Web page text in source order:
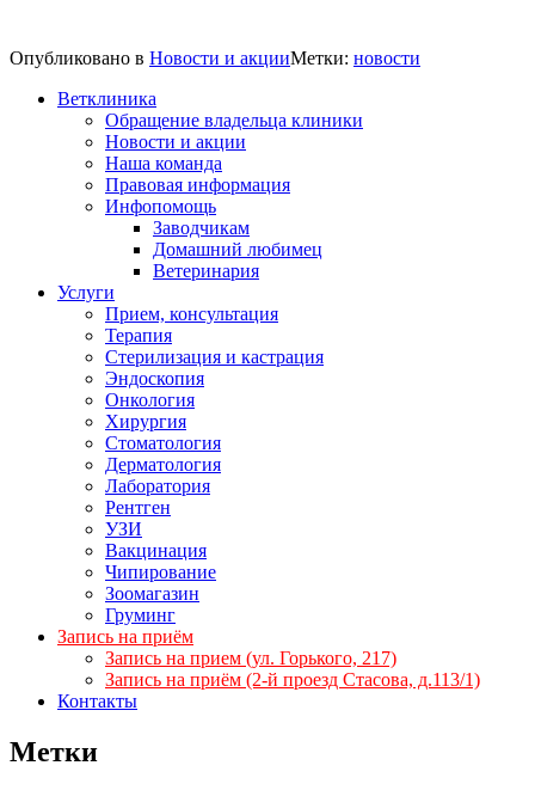
Опубликовано в Новости и акцииМетки: новости
Ветклиника
Обращение владельца клиники
Новости и акции
Наша команда
Правовая информация
Инфопомощь
Заводчикам
Домашний любимец
Ветеринария
Услуги
Прием, консультация
Терапия
Стерилизация и кастрация
Эндоскопия
Онкология
Хирургия
Стоматология
Дерматология
Лаборатория
Рентген
УЗИ
Вакцинация
Чипирование
Зоомагазин
Груминг
Запись на приём
Запись на прием (ул. Горького, 217)
Запись на приём (2-й проезд Стасова, д.113/1)
Контакты
Метки